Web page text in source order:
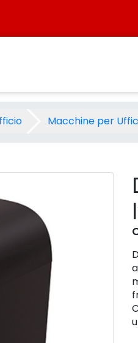
-
Macchine per